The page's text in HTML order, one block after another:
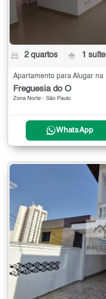
2 quartos 1 suíte
Freguesia do Ó
Zona Norte - São Paulo
WhatsApp